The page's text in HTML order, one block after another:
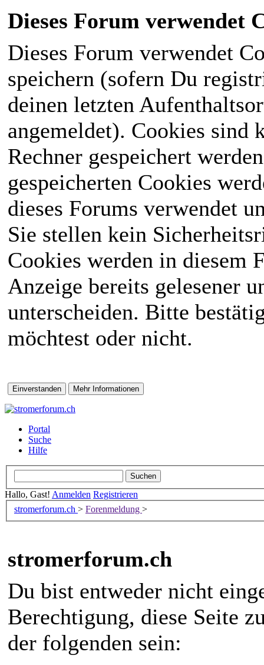
Dieses Forum verwendet
Dieses Forum verwendet
speichern (sofern Du
deinen letzten
angemeldet). Cookies sind
Rechner gespeichert
gespeicherten Cookies
dieses Forums verwendet
Sie stellen kein
Cookies werden in diesem
Anzeige bereits gelesener
unterscheiden. Bitte
möchtest oder nicht.
Portal
Suche
Hilfe
Hallo, Gast! Anmelden Registrieren
stromerforum.ch > Forenmeldung >
stromerforum.ch
Du bist entweder nicht
Berechtigung, diese Seite
der folgenden sein: